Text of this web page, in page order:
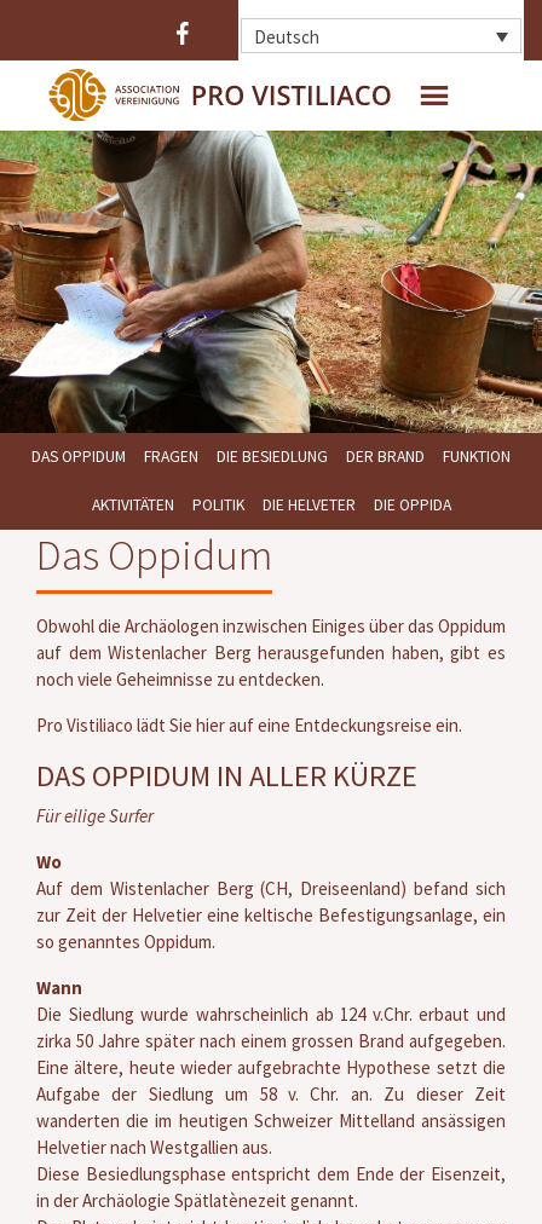
Deutsch
HOME
WER SIND WIR ?
DAS OPPIDUM
DIE AUSGRABUNGEN
DIE BEFESTIGUNG
DIE FUNDE
DAS OPPIDUM FRAGEN DIE BESIEDLUNG DER BRAND FUNKTION
AKTIVITÄTEN POLITIK DIE HELVETER DIE OPPIDA
Das Oppidum
Obwohl die Archäologen inzwischen Einiges über das Oppidum
auf dem Wistenlacher Berg herausgefunden haben, gibt es
noch viele Geheimnisse zu entdecken.
Pro Vistiliaco lädt Sie hier auf eine Entdeckungsreise ein.
DAS OPPIDUM IN ALLER KÜRZE
Für eilige Surfer
Wo
Auf dem Wistenlacher Berg (CH, Dreiseenland) befand sich
zur Zeit der Helvetier eine keltische Befestigungsanlage, ein
so genanntes Oppidum.
Wann
Die Siedlung wurde wahrscheinlich ab 124 v.Chr. erbaut und
zirka 50 Jahre später nach einem grossen Brand aufgegeben.
Eine ältere, heute wieder aufgebrachte Hypothese setzt die
Aufgabe der Siedlung um 58 v. Chr. an. Zu dieser Zeit
wanderten die im heutigen Schweizer Mittelland ansässigen
Helvetier nach Westgallien aus.
Diese Besiedlungsphase entspricht dem Ende der Eisenzeit,
in der Archäologie Spätlatènezeit genannt.